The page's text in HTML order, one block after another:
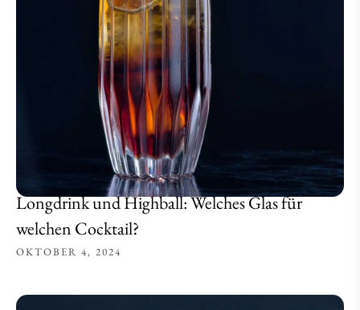
Longdrink und Highball: Welches Glas für
welchen Cocktail?
OKTOBER 4, 2024